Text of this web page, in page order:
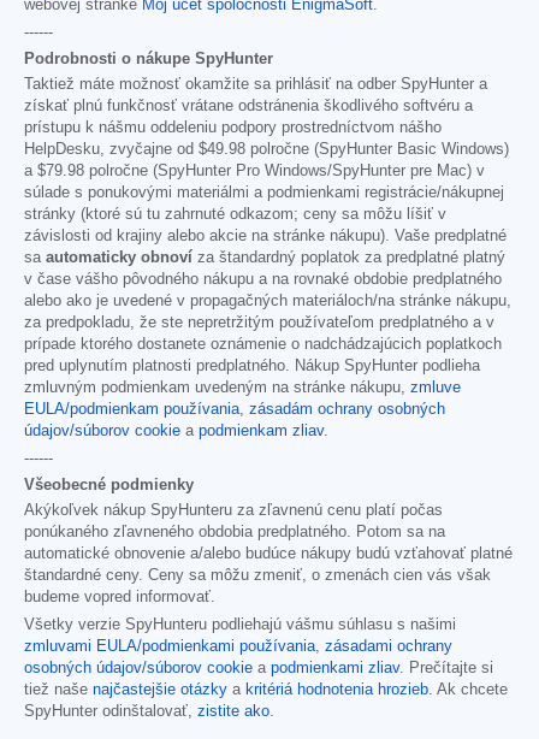
webovej stránke Môj účet spoločnosti EnigmaSoft.
------
Podrobnosti o nákupe SpyHunter
Taktiež máte možnosť okamžite sa prihlásiť na odber SpyHunter a
získať plnú funkčnosť vrátane odstránenia škodlivého softvéru a
prístupu k nášmu oddeleniu podpory prostredníctvom nášho
HelpDesku, zvyčajne od $49.98 polročne (SpyHunter Basic Windows)
a $79.98 polročne (SpyHunter Pro Windows/SpyHunter pre Mac) v
súlade s ponukovými materiálmi a podmienkami registrácie/nákupnej
stránky (ktoré sú tu zahrnuté odkazom; ceny sa môžu líšiť v
závislosti od krajiny alebo akcie na stránke nákupu). Vaše predplatné
sa automaticky obnoví za štandardný poplatok za predplatné platný
v čase vášho pôvodného nákupu a na rovnaké obdobie predplatného
alebo ako je uvedené v propagačných materiáloch/na stránke nákupu,
za predpokladu, že ste nepretržitým používateľom predplatného a v
prípade ktorého dostanete oznámenie o nadchádzajúcich poplatkoch
pred uplynutím platnosti predplatného. Nákup SpyHunter podlieha
zmluvným podmienkam uvedeným na stránke nákupu, zmluve
EULA/podmienkam používania, zásadám ochrany osobných
údajov/súborov cookie a podmienkam zliav.
------
Všeobecné podmienky
Akýkoľvek nákup SpyHunteru za zľavnenú cenu platí počas
ponúkaného zľavneného obdobia predplatného. Potom sa na
automatické obnovenie a/alebo budúce nákupy budú vzťahovať platné
štandardné ceny. Ceny sa môžu zmeniť, o zmenách cien vás však
budeme vopred informovať.
Všetky verzie SpyHunteru podliehajú vášmu súhlasu s našimi
zmluvami EULA/podmienkami používania, zásadami ochrany
osobných údajov/súborov cookie a podmienkami zliav. Prečítajte si
tiež naše najčastejšie otázky a kritériá hodnotenia hrozieb. Ak chcete
SpyHunter odinštalovať, zistite ako.